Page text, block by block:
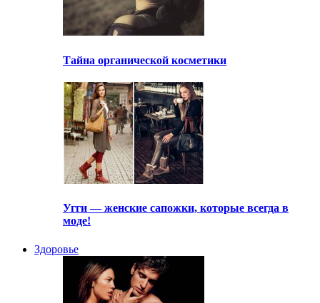
Тайна органической косметики
Угги — женские сапожки, которые всегда в
моде!
Здоровье